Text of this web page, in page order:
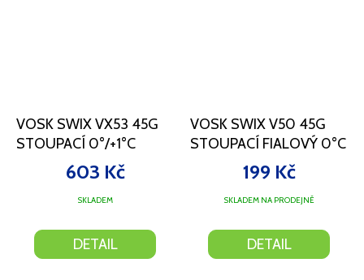
VOSK SWIX VX53 45G
STOUPACÍ 0°/+1°C
SKLADEM
603 Kč
DETAIL
VOSK SWIX V50 45G
STOUPACÍ FIALOVÝ 0°C
SKLADEM NA PRODEJNĚ
199 Kč
DETAIL